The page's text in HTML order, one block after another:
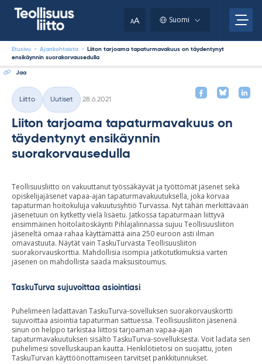
AA Suomi
Etusivu - Ajankohtaista -
Liiton tarjoama tapaturmavakuus on täydentynyt
ensikäynnin suorakorvausedulla
Jaa
Kategoriat
Liitto Uutiset
28.6.2021
Liiton tarjoama tapaturmavakuus on
täydentynyt ensikäynnin
suorakorvausedulla
Teollisuusliitto on vakuuttanut työssäkäyvät ja työttömät jäsenet sekä
opiskelijajäsenet vapaa-ajan tapaturmavakuutuksella, joka korvaa
tapaturman hoitokuluja vakuutusyhtiö Turvassa. Nyt tähän merkittävään
jäsenetuun on kytketty vielä lisäetu. Jatkossa tapaturmaan liittyvä
ensimmäinen hoitolaitoskäynti Pihlajalinnassa sujuu Teollisuusliiton
jäseneltä omaa rahaa käyttämättä aina 250 euroon asti ilman
omavastuuta. Näytät vain TaskuTurvasta Teollisuusliiton
suorakorvauskorttia. Mahdollisia isompia jatkotutkimuksia varten
jäsenen on mahdollista saada maksusitoumus.
TaskuTurva sujuvoittaa asiointiasi
Puhelimeen ladattavan TaskuTurva-sovelluksen suorakorvauskortti
sujuvoittaa asiointia tapaturman sattuessa. Teollisuusliiton jäsenenä
sinun on helppo tarkistaa liittosi tarjoaman vapaa-ajan
tapaturmavakuutuksen sisältö TaskuTurva-sovelluksesta. Voit ladata sen
puhelimesi sovelluskaupan kautta. Henkilötietosi on suojattu, joten
TaskuTurvan käyttöönottamiseen tarvitset pankkitunnukset.
clipboard.)